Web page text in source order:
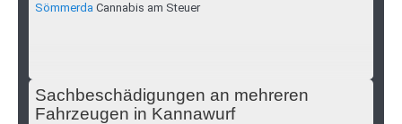
Sömmerda Cannabis am Steuer
Sachbeschädigungen an mehreren
Fahrzeugen in Kannawurf